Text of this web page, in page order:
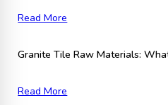
Read More
Granite Tile Raw Materials:
Read More